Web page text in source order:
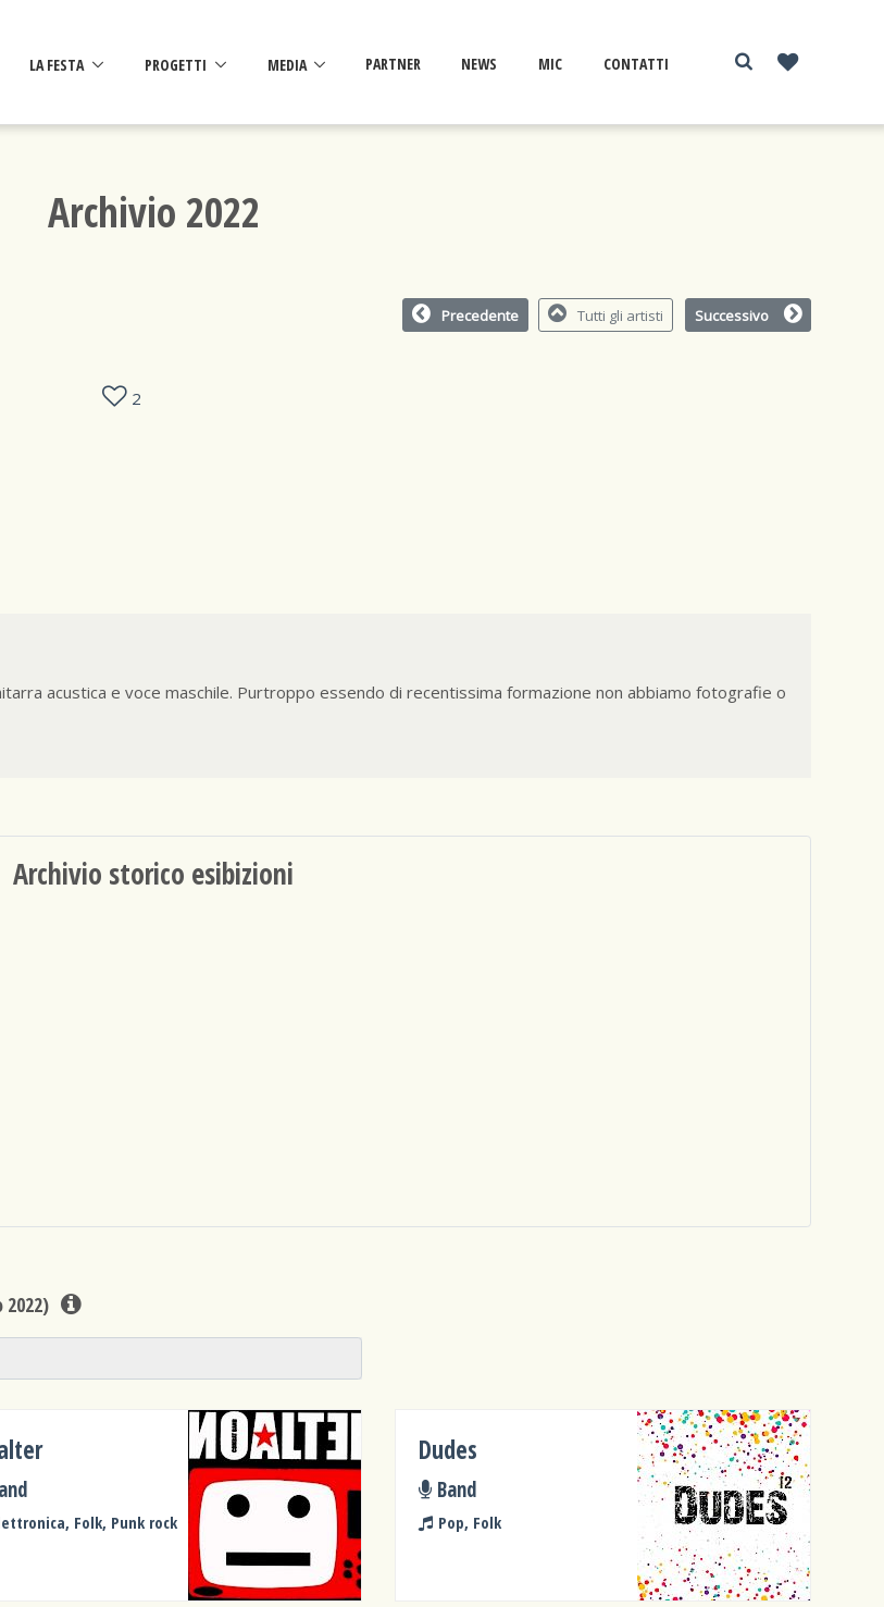
LA FESTA PROGETTI MEDIA PARTNER NEWS MIC CONTATTI
Archivio 2022
Precedente Tutti gli artisti Successivo
2
acustica e voce maschile. Purtroppo essendo di recentissima formazione non abbiamo fotografie o
Archivio storico esibizioni
2022)
Folk, Punk rock
Dudes
Band
Pop, Folk